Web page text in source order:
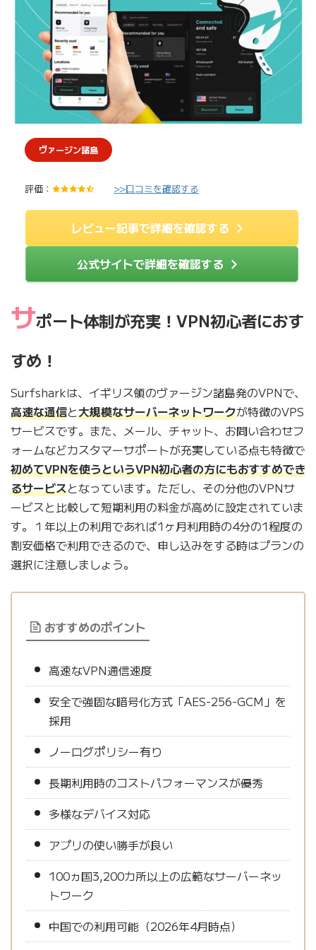
ヴァージン諸島
評価：
5
5
>>口コミを確認する
レビュー記事で詳細を確認する
公式サイトで詳細を確認する
サポート体制が充実！VPN初心者におす
すめ！
Surfsharkは、イギリス領のヴァージン諸島発のVPNで、
高速な通信と大規模なサーバーネットワークが特徴のVPS
サービスです。また、メール、チャット、お問い合わせフ
ォームなどカスタマーサポートが充実している点も特徴で
初めてVPNを使うというVPN初心者の方にもおすすめでき
るサービスとなっています。ただし、その分他のVPNサ
ービスと比較して短期利用の料金が高めに設定されていま
す。１年以上の利用であれば1ヶ月利用時の4分の1程度の
割安価格で利用できるので、申し込みをする時はプランの
選択に注意しましょう。
おすすめのポイント
高速なVPN通信速度
安全で強固な暗号化方式「AES-256-GCM」を
採用
ノーログポリシー有り
長期利用時のコストパフォーマンスが優秀
多様なデバイス対応
アプリの使い勝手が良い
100ヵ国3,200カ所以上の広範なサーバーネッ
トワーク
中国での利用可能（2026年4月時点）